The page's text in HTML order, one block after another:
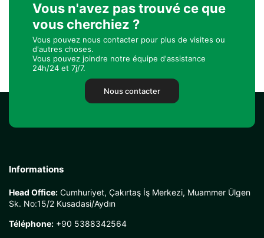
Vous n'avez pas trouvé ce que
vous cherchiez ?
Vous pouvez nous contacter pour plus de visites ou
d'autres choses.
Vous pouvez joindre notre équipe d'assistance
24h/24 et 7j/7.
Nous contacter
Informations
Head Office: Cumhuriyet, Çakırtaş İş Merkezi, Muammer Ülgen
Sk. No:15/2 Kusadasi/Aydın
Téléphone: +90 5388342564